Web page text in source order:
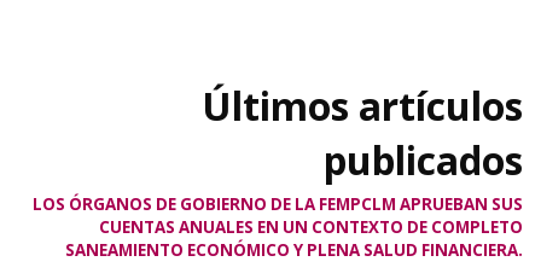
Últimos artículos
publicados
LOS ÓRGANOS DE GOBIERNO DE LA FEMPCLM APRUEBAN SUS
CUENTAS ANUALES EN UN CONTEXTO DE COMPLETO
SANEAMIENTO ECONÓMICO Y PLENA SALUD FINANCIERA.